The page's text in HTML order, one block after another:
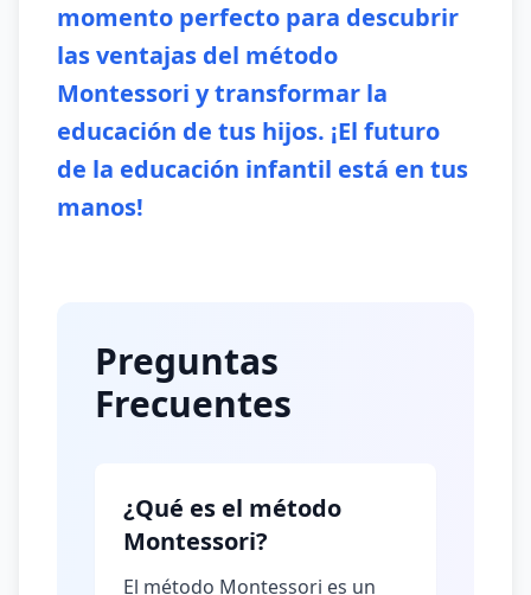
momento perfecto para descubrir
las ventajas del método
Montessori y transformar la
educación de tus hijos. ¡El futuro
de la educación infantil está en tus
manos!
Preguntas
Frecuentes
¿Qué es el método
Montessori?
El método Montessori es un